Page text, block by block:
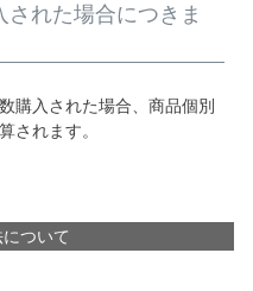
れた場合につきま
購入された場合、商品個別
されます。
ついて